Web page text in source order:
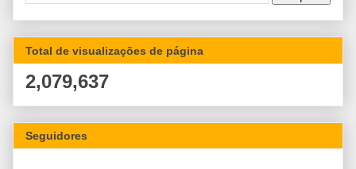
Total de visualizações de página
2,079,637
Seguidores